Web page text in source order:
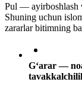
Pul — ayirboshlash
Shuning uchun
zararlar bitimning
G‘arar —